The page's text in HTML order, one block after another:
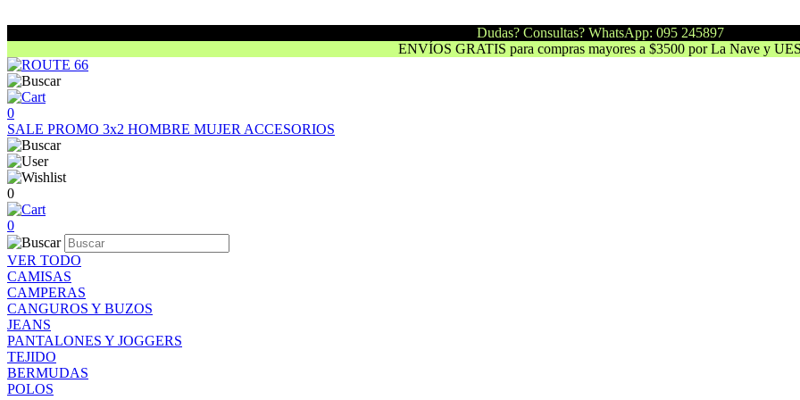
Dudas? Consultas? WhatsApp: 095 245897
ENVÍOS GRATIS para compras mayores a $3500 por La Nave y
0
SALE PROMO 3x2 HOMBRE MUJER ACCESORIOS
0
0
VER TODO
CAMISAS
CAMPERAS
CANGUROS Y BUZOS
JEANS
PANTALONES Y JOGGERS
TEJIDO
BERMUDAS
POLOS